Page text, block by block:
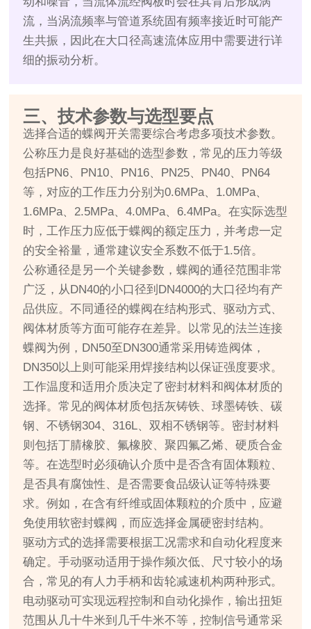
流，当涡流频率与管道系统固有频率接近时可能产
生共振，因此在大口径高速流体应用中需要进行详
细的振动分析。
三、技术参数与选型要点
选择合适的蝶阀开关需要综合考虑多项技术参数。
公称压力是良好基础的选型参数，常见的压力等级
包括PN6、PN10、PN16、PN25、PN40、PN64
等，对应的工作压力分别为0.6MPa、1.0MPa、
1.6MPa、2.5MPa、4.0MPa、6.4MPa。在实际选型
时，工作压力应低于蝶阀的额定压力，并考虑一定
的安全裕量，通常建议安全系数不低于1.5倍。
公称通径是另一个关键参数，蝶阀的通径范围非常
广泛，从DN40的小口径到DN4000的大口径均有产
品供应。不同通径的蝶阀在结构形式、驱动方式、
阀体材质等方面可能存在差异。以常见的法兰连接
蝶阀为例，DN50至DN300通常采用铸造阀体，
DN350以上则可能采用焊接结构以保证强度要求。
工作温度和适用介质决定了密封材料和阀体材质的
选择。常见的阀体材质包括灰铸铁、球墨铸铁、碳
钢、不锈钢304、316L、双相不锈钢等。密封材料
则包括丁腈橡胶、氟橡胶、聚四氟乙烯、硬质合金
等。在选型时必须确认介质中是否含有固体颗粒、
是否具有腐蚀性、是否需要食品级认证等特殊要
求。例如，在含有纤维或固体颗粒的介质中，应避
免使用软密封蝶阀，而应选择金属硬密封结构。
驱动方式的选择需要根据工况需求和自动化程度来
确定。手动驱动适用于操作频次低、尺寸较小的场
合，常见的有人力手柄和齿轮减速机构两种形式。
电动驱动可实现远程控制和自动化操作，输出扭矩
范围从几十牛米到几千牛米不等，控制信号通常采